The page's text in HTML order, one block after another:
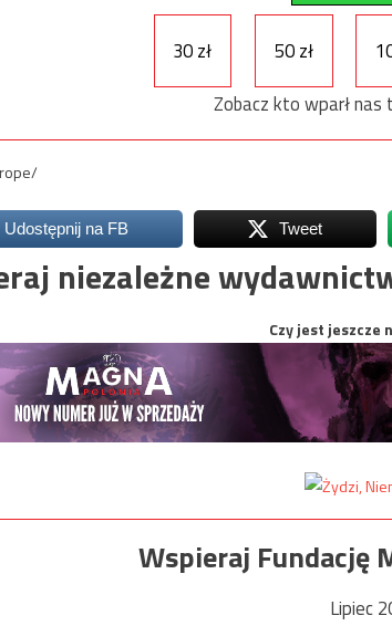
30 zł 50 zł
Zobacz kto wparł nas
Udostępnij na FB Tweet
niezależne
Czy jest jeszcze
Wspieraj Fundację
Lipiec